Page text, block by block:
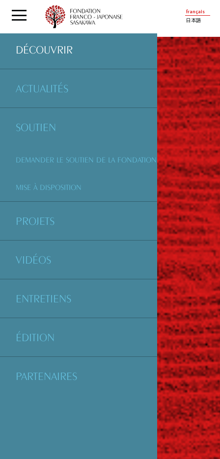
français
日本語
DÉCOUVRIR
ACTUALITÉS
SOUTIEN
DEMANDER LE SOUTIEN DE LA FONDATION
MISE À DISPOSITION
PROJETS
VIDÉOS
ENTRETIENS
ÉDITION
PARTENAIRES